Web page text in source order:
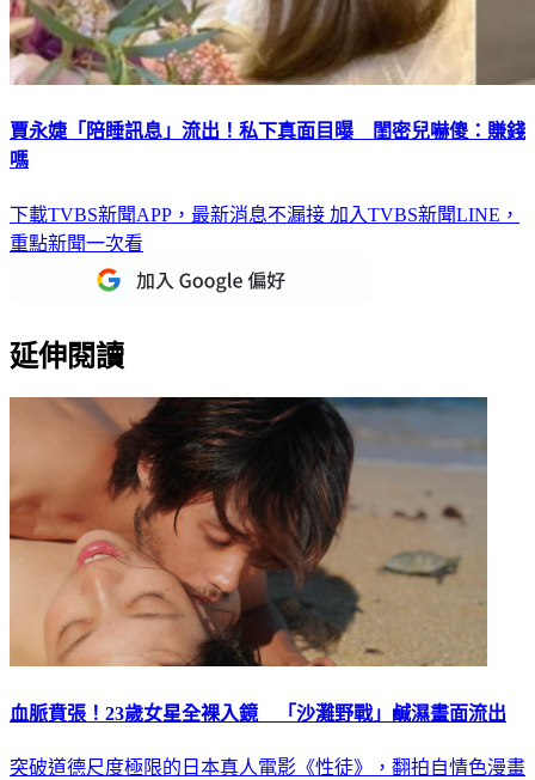
賈永婕「陪睡訊息」流出！私下真面目曝 閨密兒嚇傻：賺錢
嗎
下載TVBS新聞APP，最新消息不漏接 加入TVBS新聞LINE，
重點新聞一次看
延伸閱讀
血脈賁張！23歲女星全裸入鏡 「沙灘野戰」鹹濕畫面流出
突破道德尺度極限的日本真人電影《性徒》，翻拍自情色漫畫